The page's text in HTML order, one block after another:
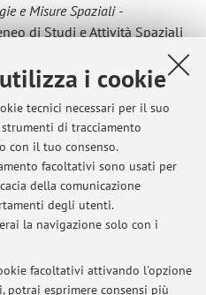
i cookie
tecnici necessari per il suo
di tracciamento
con il tuo consenso.
facoltativi sono usati per
della comunicazione
degli utenti.
la navigazione solo con i
facoltativi attivando l'opzione
potrai esprimere consensi più
e Misure Spaziali -
di Studi e Attività Spaziali
20 è titolare del corsoSensori
l'Ingegneria
Meccanica alla Scuola di
di Bologna,
dei docenti del Dottorato in
del Dipartimento di
di Bologna.